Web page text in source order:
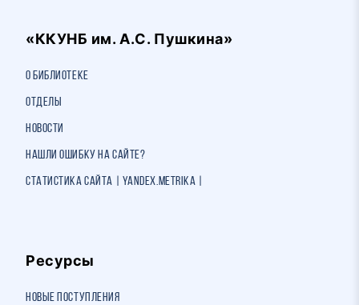
«ККУНБ им. А.С. Пушкина»
О библиотеке
Отделы
Новости
Нашли ошибку на сайте?
Статистика сайта | Yandex.Metrika |
Ресурсы
Новые поступления